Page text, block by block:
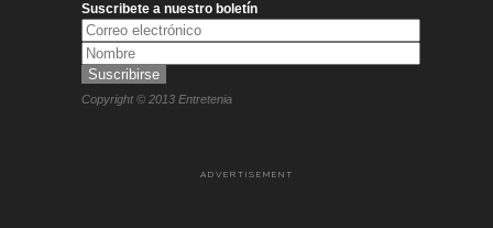
Suscribete a nuestro boletín
Copyright © 2013 Entretenia
ADVERTISEMENT